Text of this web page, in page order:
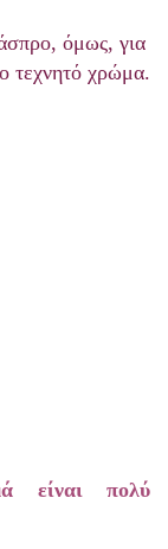
όμως, για
τεχνητό χρώμα.
είναι πολύ